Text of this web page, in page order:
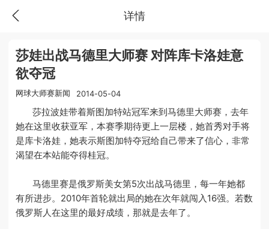
详情
莎娃出战马德里大师赛 对阵库卡洛娃意
欲夺冠
网球大师赛新闻 2014-05-04
莎拉波娃带着斯图加特站冠军来到马德里大师赛，去年
她在这里收获亚军，本赛季期待更上一层楼，她首秀对手将
是库卡洛娃，她表示斯图加特夺冠给自己带来了信心，非常
渴望在本站能夺得桂冠。
马德里赛是俄罗斯美女第5次出战马德里，每一年她都
有所进步。2010年首轮就出局的她在次年就闯入16强。若数
俄罗斯人在这里的最好成绩，那就是去年了。